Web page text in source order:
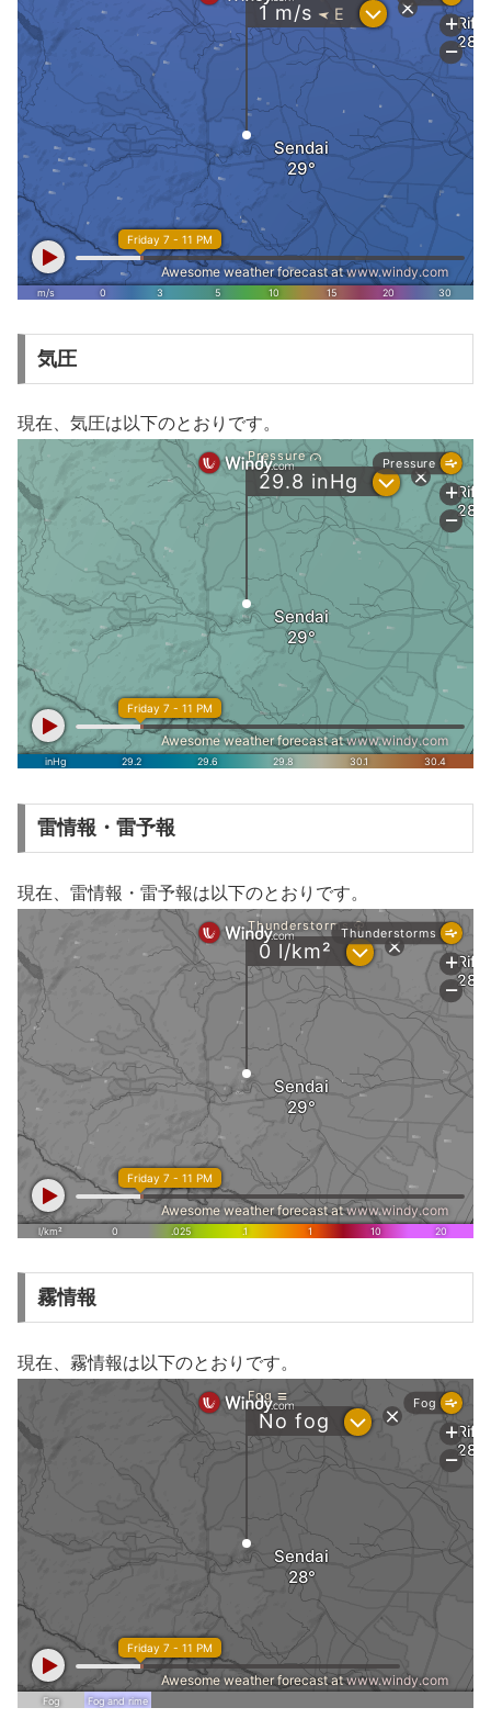
気圧
現在、気圧は以下のとおりです。
雷情報・雷予報
現在、雷情報・雷予報は以下のとおりです。
霧情報
現在、霧情報は以下のとおりです。